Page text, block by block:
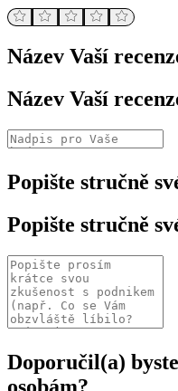
Název Vaší
Název Vaší
Popište stručně
Popište stručně
Doporučil(a)
osobám?